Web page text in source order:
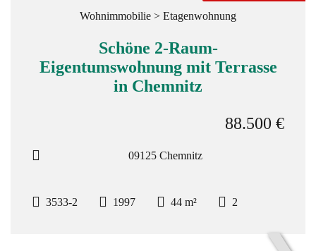
Wohnimmobilie > Etagenwohnung
Schöne 2-Raum-
Eigentumswohnung mit Terrasse
in Chemnitz
09125 Chemnitz
88.500 €
3533-2 1997 44 m² 2